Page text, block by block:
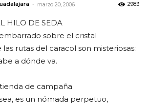
- marzo 20, 2006 2983
HILO DE SEDA
sobre el cristal
rutas del caracol son misteriosas:
a dónde va.
de campaña
es un nómada perpetuo,